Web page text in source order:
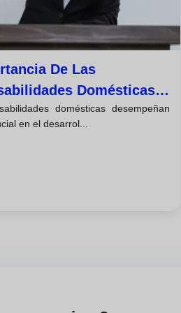
De Las
Domésticas
domésticas desempeñan
en el desarrol...